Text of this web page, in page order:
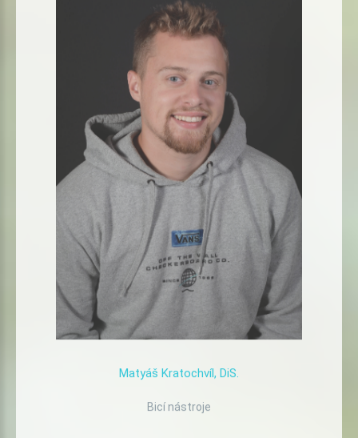
Matyáš Kratochvíl, DiS.
Bicí nástroje